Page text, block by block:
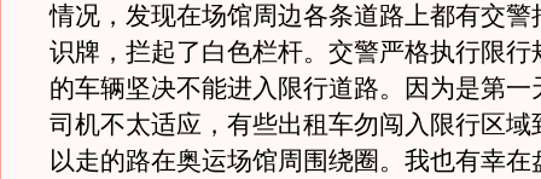
情况，发现在场馆周边各条道路上都有交警
识牌，拦起了白色栏杆。交警严格执行限行
的车辆坚决不能进入限行道路。因为是第一
司机不太适应，有些出租车勿闯入限行区域
以走的路在奥运场馆周围绕圈。我也有幸在